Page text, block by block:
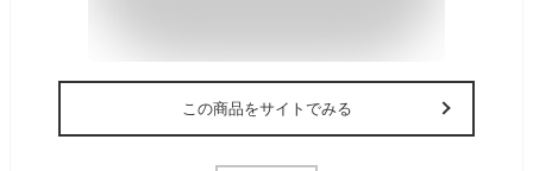
この商品をサイトでみる